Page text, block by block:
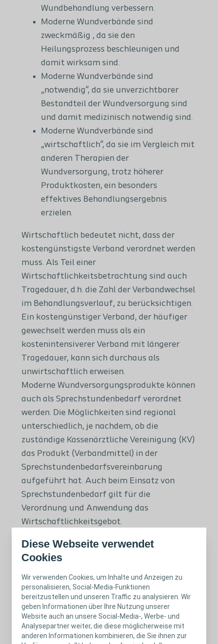
Diese Webseite verwendet
Cookies
Wir verwenden Cookies, um Inhalte und Anzeigen zu
personalisieren, Social-Media-Funktionen
bereitzustellen und unseren Traffic zu analysieren. Wir
geben Informationen über Ihre Nutzung unserer
Website auch an unsere Social-Media-, Werbe- und
Analysepartner weiter, die diese möglicherweise mit
anderen Informationen kombinieren, die Sie ihnen zur
Wundbehandlung verbessern.
Moderne Wundverbände sind
zweckmäßig , da sie den
Heilungsprozess beschleunigen und
damit wirksam sind.
Moderne Wundverbände sind
„notwendig“, da sie unverzichtbarer
Bestandteil der Wundversorgung sind
und damit medizinisch notwendig sind.
Moderne Wundverbände sind
„wirtschaftlich“, da sie im Vergleich mit
anderen Therapien der
Wundversorgung, trotz höherer
Produktkosten, ein besonders
effektives Behandlungsergebnis
erzielen.
Wirtschaftlich bedeutet nicht, dass der
kostengünstigste Verband verordnet werden
muss. Als Teil einer
Wirtschaftlichkeitsbetrachtung sind auch
Tragedauer, d.h. die Zahl der Verbandwechsel
im Behandlungsverlauf, zu berücksichtigen.
Ein kostengünstiger Verband, der häufiger
gewechselt werden muss als ein
kostenintensiverer Verband mit längerer
Tragedauer, kann sich durchaus als
unwirtschaftlich erweisen.
Moderne Wundversorgungsprodukte können
auch als Sprechstundenbedarf verordnet
werden. Die Möglichkeiten sind regional
unterschiedlich, je nachdem, ob die
zuständige Kassenärztliche Vereinigung (KV)
das Produkt (Verbandmittel) in der
Sprechstundenbedarfsvereinbarung
aufgeführt hat. Auch beim Einsatz von
Sprechstundenbedarf gilt für die
Verordnung und Anwendung das
Wirtschaftlichkeitsgebot.
Verbandmittel und
Medizinprodukterecht
Moderne Wundversorgungsprodukte sind